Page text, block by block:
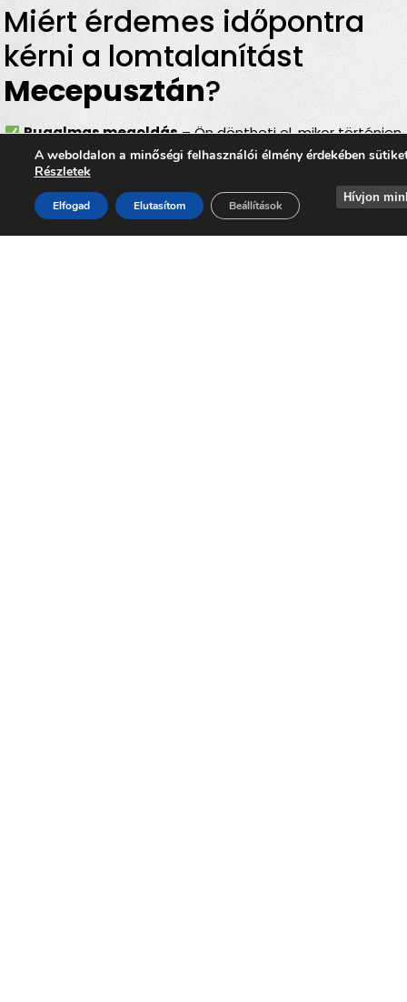
Miért érdemes időpontra
kérni a lomtalanítást
Mecepusztán?
Rugalmas megoldás– Ön döntheti el, mikor történjen
az elszállítás
Teljes körű szolgáltatás
elszámolás egyben
Bírságmentes – nincs szükség közterületre kihelyezni
a lomokat
A weboldalon a minőségi felhasználói élmény érdekében
Részletek
Elfogad Elutasítom Beállítások
Hívjon